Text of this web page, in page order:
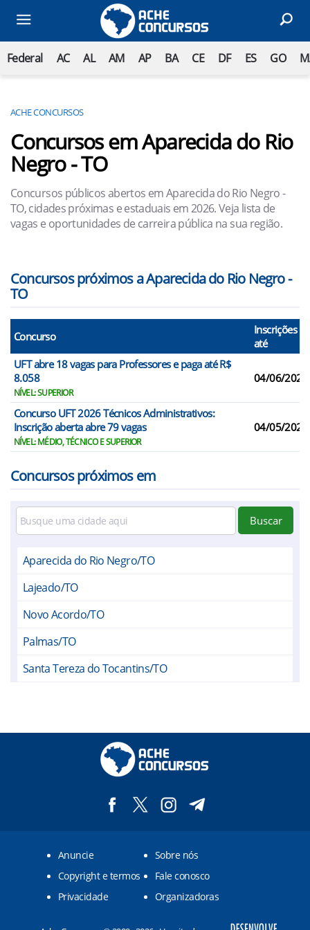
Federal AC AL AM AP BA CE DF ES GO
ACHE CONCURSOS
Concursos em Aparecida do Rio
Negro - TO
Concursos públicos abertos em Aparecida do Rio Negro -
TO, cidades próximas e estaduais em 2026. Veja lista de
vagas e oportunidades de carreira pública na sua região.
Concursos próximos a Aparecida do Rio Negro -
TO
Concurso
Inscrições
até
UFT abre 18 vagas para Professores e paga até R$
8.058
NÍVEL: SUPERIOR
04/06/2026
Concurso UFT 2026 Técnicos Administrativos:
Inscrição aberta abre 79 vagas
NÍVEL: MÉDIO, TÉCNICO E SUPERIOR
04/05/2026
Concursos próximos em
Buscar
Aparecida do Rio Negro/TO
Lajeado/TO
Novo Acordo/TO
Palmas/TO
Santa Tereza do Tocantins/TO
Anuncie
Sobre nós
Copyright e termos
Fale conosco
Privacidade
Organizadoras